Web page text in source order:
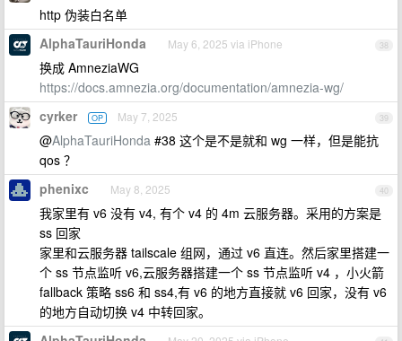
http 伪装白名单
38
AlphaTauriHonda May 6, 2025 via iPhone
换成 AmneziaWG
https://docs.amnezia.org/documentation/amnezia-wg/
39
cyrker OP May 7, 2025
@AlphaTauriHonda #38 这个是不是就和 wg 一样，但是能抗
qos ？
40
phenixc May 8, 2025
我家里有 v6 没有 v4, 有个 v4 的 4m 云服务器。采用的方案是
ss 回家
家里和云服务器 tailscale 组网，通过 v6 直连。然后家里搭建一
个 ss 节点监听 v6,云服务器搭建一个 ss 节点监听 v4 ，小火箭
fallback 策略 ss6 和 ss4,有 v6 的地方直接就 v6 回家，没有 v6
的地方自动切换 v4 中转回家。